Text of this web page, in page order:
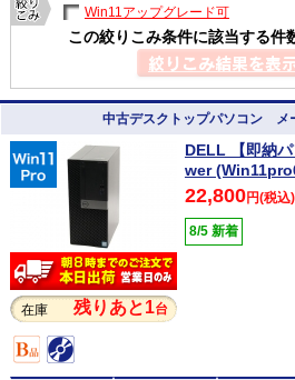
Win11アップグレード可
この絞りこみ条件に該当する件
中古デスクトップパソコン メ
在庫 残りあと1台
DELL 【即納
wer
22,800円(税込)
8/5 新着